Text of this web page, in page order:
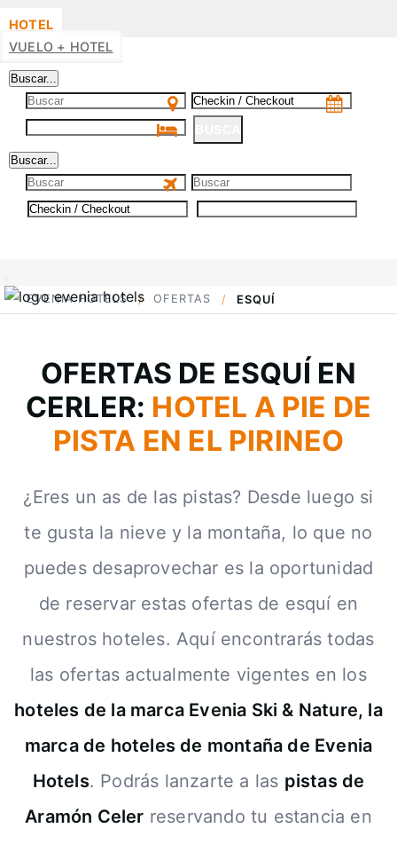
HOTEL
VUELO + HOTEL
Buscar...
Buscar...
EVENIA HOTELS OFERTAS ESQUÍ
OFERTAS DE ESQUÍ EN
CERLER: HOTEL A PIE DE
PISTA EN EL PIRINEO
¿Eres un as de las pistas? Desde luego si
te gusta la nieve y la montaña, lo que no
puedes desaprovechar es la oportunidad
de reservar estas ofertas de esquí en
nuestros hoteles. Aquí encontrarás todas
las ofertas actualmente vigentes en los
hoteles de la marca Evenia Ski & Nature, la
marca de hoteles de montaña de Evenia
Hotels. Podrás lanzarte a las pistas de
Aramón Celer reservando tu estancia en